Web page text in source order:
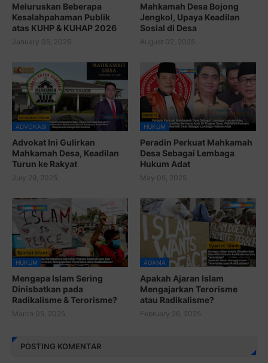
Meluruskan Beberapa
Kesalahpahaman Publik
atas KUHP & KUHAP 2026
January 05, 2026
Mahkamah Desa Bojong
Jengkol, Upaya Keadilan
Sosial di Desa
August 02, 2025
ADVOKASI
Advokat Ini Gulirkan
Mahkamah Desa, Keadilan
Turun ke Rakyat
July 29, 2025
HUKUM
Peradin Perkuat Mahkamah
Desa Sebagai Lembaga
Hukum Adat
May 05, 2025
HUKUM
Mengapa Islam Sering
Dinisbatkan pada
Radikalisme & Terorisme?
March 05, 2025
AGAMA
Apakah Ajaran Islam
Mengajarkan Terorisme
atau Radikalisme?
February 26, 2025
POSTING KOMENTAR